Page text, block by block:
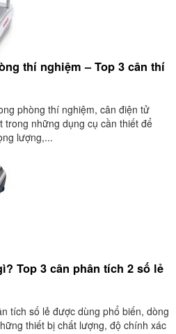
thí nghiệm – Top 3 cân thí
phòng thí nghiệm, cân điện tử
trong những dụng cụ cần thiết để
lượng,...
Top 3 cân phân tích 2 số lẻ
tích số lẻ được dùng phổ biến, dòng
thiết bị chất lượng, độ chính xác